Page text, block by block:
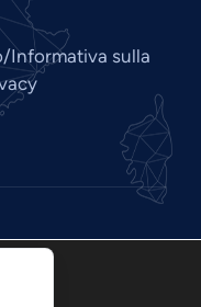
Informativa sulla